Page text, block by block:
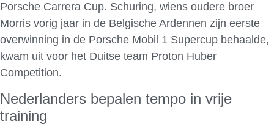
Porsche Carrera Cup. Schuring, wiens oudere broer
Morris vorig jaar in de Belgische Ardennen zijn eerste
overwinning in de Porsche Mobil 1 Supercup behaalde,
kwam uit voor het Duitse team Proton Huber
Competition.
Nederlanders bepalen tempo in vrije
training